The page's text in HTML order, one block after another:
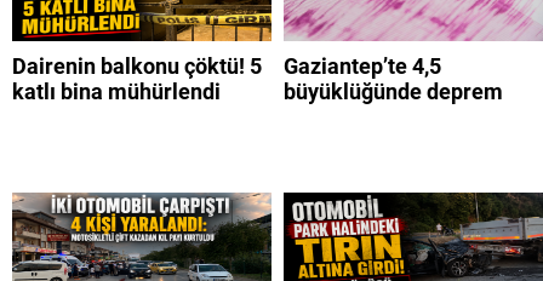
Dairenin balkonu çöktü! 5
katlı bina mühürlendi
Gaziantep’te 4,5
büyüklüğünde deprem